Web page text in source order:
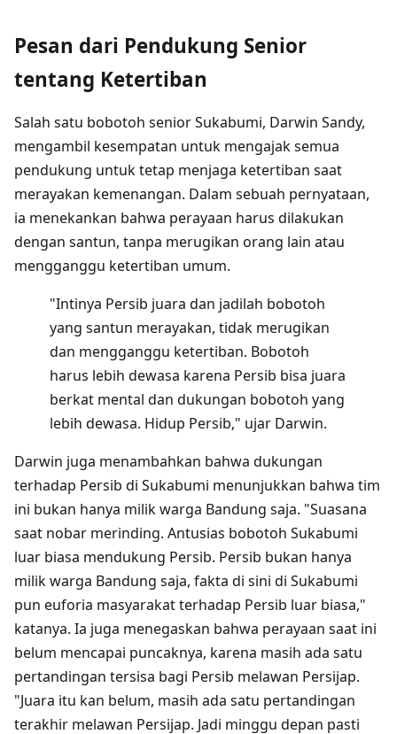
Pesan dari Pendukung Senior
tentang Ketertiban
Salah satu bobotoh senior Sukabumi, Darwin Sandy,
mengambil kesempatan untuk mengajak semua
pendukung untuk tetap menjaga ketertiban saat
merayakan kemenangan. Dalam sebuah pernyataan,
ia menekankan bahwa perayaan harus dilakukan
dengan santun, tanpa merugikan orang lain atau
mengganggu ketertiban umum.
"Intinya Persib juara dan jadilah bobotoh
yang santun merayakan, tidak merugikan
dan mengganggu ketertiban. Bobotoh
harus lebih dewasa karena Persib bisa juara
berkat mental dan dukungan bobotoh yang
lebih dewasa. Hidup Persib," ujar Darwin.
Darwin juga menambahkan bahwa dukungan
terhadap Persib di Sukabumi menunjukkan bahwa tim
ini bukan hanya milik warga Bandung saja. "Suasana
saat nobar merinding. Antusias bobotoh Sukabumi
luar biasa mendukung Persib. Persib bukan hanya
milik warga Bandung saja, fakta di sini di Sukabumi
pun euforia masyarakat terhadap Persib luar biasa,"
katanya. Ia juga menegaskan bahwa perayaan saat ini
belum mencapai puncaknya, karena masih ada satu
pertandingan tersisa bagi Persib melawan Persijap.
"Juara itu kan belum, masih ada satu pertandingan
terakhir melawan Persijap. Jadi minggu depan pasti